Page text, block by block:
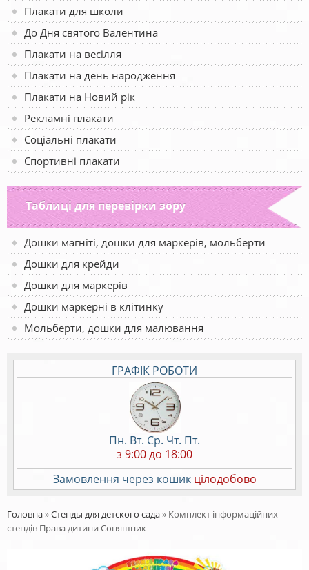
Плакати для школи
До Дня святого Валентина
Плакати на весілля
Плакати на день народження
Плакати на Новий рік
Рекламні плакати
Соціальні плакати
Спортивні плакати
Таблиці для перевірки зору
Дошки магніті, дошки для маркерів, мольберти
Дошки для крейди
Дошки для маркерів
Дошки маркерні в клітинку
Мольберти, дошки для малювання
ГРАФІК РОБОТИ
Пн. Вт. Ср. Чт. Пт.
з 9:00 до 18:00
Замовлення через кошик цілодобово
Головна»Стенды для детского сада» Комплект інформаційних
стендів Права дитини Соняшник